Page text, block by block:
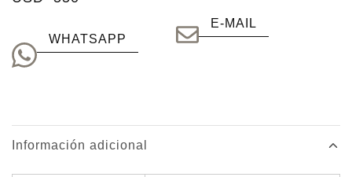
WHATSAPP
E-MAIL
Información adicional